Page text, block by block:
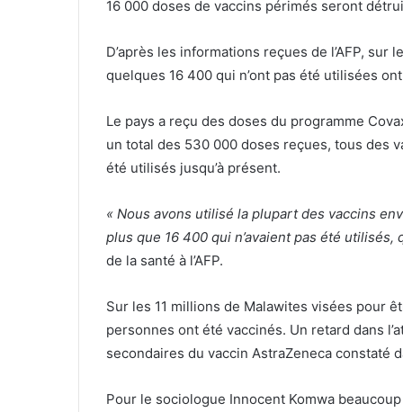
16 000 doses de vaccins périmés seront
D’après les informations reçues de l’AFP, sur
quelques 16 400 qui n’ont pas été utilisées
Le pays a reçu des doses du programme
un total des 530 000 doses reçues, tous des
été utilisés jusqu’à présent.
« Nous avons utilisé la plupart des vaccins
plus que 16 400 qui n’avaient pas été
de la santé à l’AFP.
Sur les 11 millions de Malawites visées pour
personnes ont été vaccinés. Un retard dans
secondaires du vaccin AstraZeneca constaté
Pour le sociologue Innocent Komwa